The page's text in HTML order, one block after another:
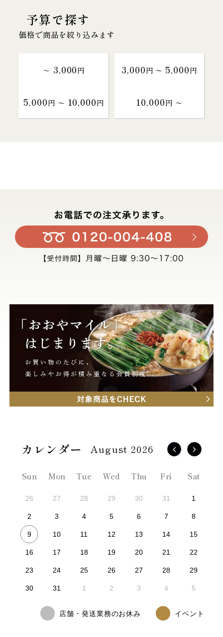
予算で探す
価格で商品を絞り込みます
～ 3,000円 3,000円 〜 5,000円
5,000円 〜 10,000円 10,000円 〜
August 2026
Sun Mon Tue Wed Thu Fri Sat
26 27 28 29 30 31 1
2 3 4 5 6 7 8
9 10 11 12 13 14 15
16 17 18 19 20 21 22
23 24 25 26 27 28 29
30 31 1 2 3 4 5
店舗・発送業務のお休み イベント